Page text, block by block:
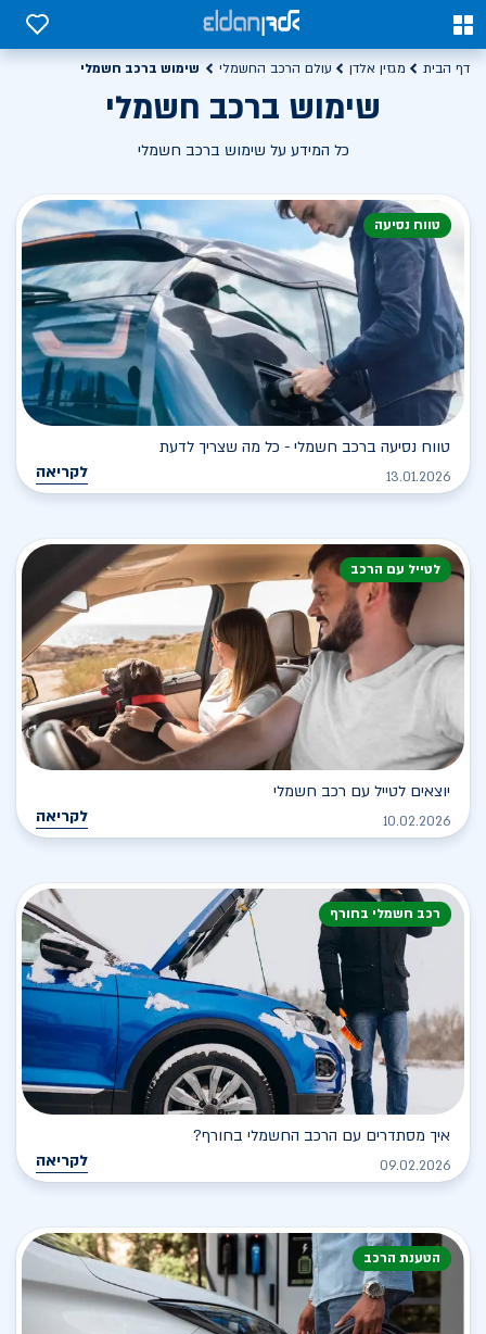
0
0
דף הבית מגזין אלדן עולם הרכב החשמלי שימוש ברכב חשמלי
שימוש ברכב חשמלי
כל המידע על שימוש ברכב חשמלי
טווח נסיעה
טווח נסיעה ברכב חשמלי - כל מה שצריך לדעת
13.01.2026 לקריאה
לטייל עם הרכב
יוצאים לטייל עם רכב חשמלי
10.02.2026 לקריאה
רכב חשמלי בחורף
איך מסתדרים עם הרכב החשמלי בחורף?
09.02.2026 לקריאה
הטענת הרכב